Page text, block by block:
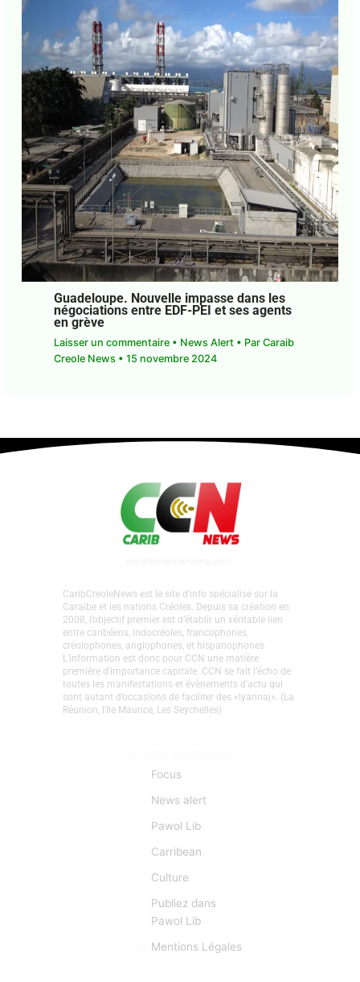
Guadeloupe. Nouvelle impasse dans les
négociations entre EDF-PEI et ses agents
en grève
Laisser un commentaire • News Alert• Par Caraib
Creole News • 15 novembre 2024
CaribCreoleNews est le site d’info spécialisé sur la
Caraïbe et les nations Créoles. Depuis sa création en
2008, l’objectif premier est d’établir un véritable lien
entre caribéens, indocréoles, francophones,
créolophones, anglophones, et hispanophones.
L’information est donc pour CCN une matière
première d’importance capitale. CCN se fait l’écho de
toutes les manifestations et évènements d'actu qui
sont autant d’occasions de faciliter des «lyannaj». (La
Réunion, l'Ile Maurice, Les Seychelles)
Focus
News alert
Pawol Lib
Carribean
Culture
Publiez dans
Pawol Lib
Mentions Légales